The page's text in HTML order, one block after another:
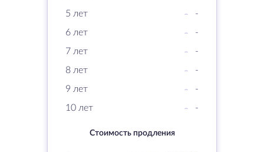
5 лет
-
-
6 лет
-
-
7 лет
-
-
8 лет
-
-
9 лет
-
-
10 лет
- -
Стоимость продления